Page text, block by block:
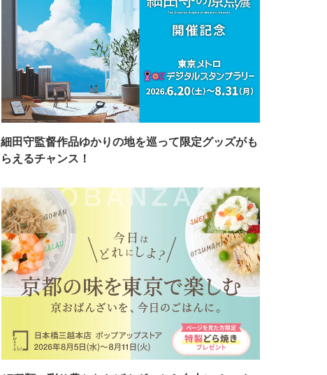
細田守監督作品ゆかりの地を巡って限定グッズがも
らえるチャンス！